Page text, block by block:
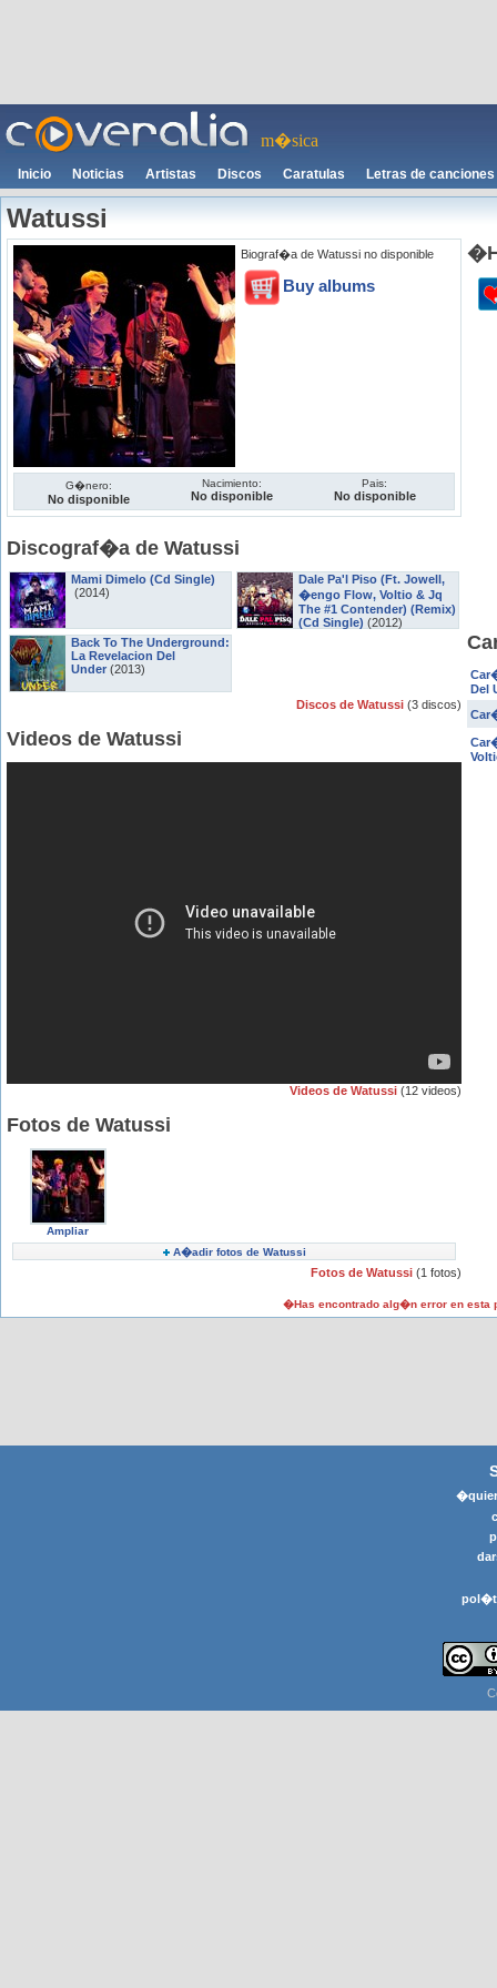
m�sica
Inicio Noticias Artistas Discos Caratulas Letras de canciones
Watussi
Biograf�a de Watussi no disponible
Buy albums
G�nero:
No disponible
Nacimiento:
No disponible
Pais:
No disponible
Discograf�a de Watussi
Mami Dimelo (Cd Single)
(2014)
Back To The Underground:
La Revelacion Del
Under (2013)
Dale Pa'l Piso (Ft. Jowell,
�engo Flow, Voltio & Jq
The #1 Contender) (Remix)
(Cd Single) (2012)
Discos de Watussi (3 discos)
Videos de Watussi
Videos de Watussi (12 videos)
Fotos de Watussi
Ampliar
A�adir fotos de Watussi
Fotos de Watussi (1 fotos)
Del
�Has encontrado alg�n error en esta